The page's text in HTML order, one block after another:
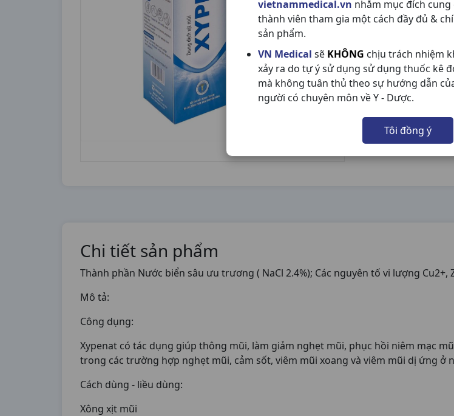
vietnammedical.vn nhằm mục đích
thành viên tham gia một cách đầy đủ &
sản phẩm.
VN Medical sẽ KHÔNG chịu trách nhiệm
xảy ra do tự ý sử dụng sử dụng thuốc kê
mà không tuân thủ theo sự hướng dẫn
người có chuyên môn về Y - Dược.
Tôi đồng ý
Chi tiết sản phẩm
Thành phần Nước biển sâu ưu trương ( NaCl 2.4%); Các nguyên tố vi lượng Cu2+,
Mô tả:
Công dụng:
Xypenat có tác dụng giúp thông mũi, làm giảm nghẹt mũi, phục hồi niêm mạc
trong các trường hợp nghẹt mũi, cảm sốt, viêm mũi xoang và viêm mũi dị ứng ở
Cách dùng - liều dùng:
Xông xịt mũi